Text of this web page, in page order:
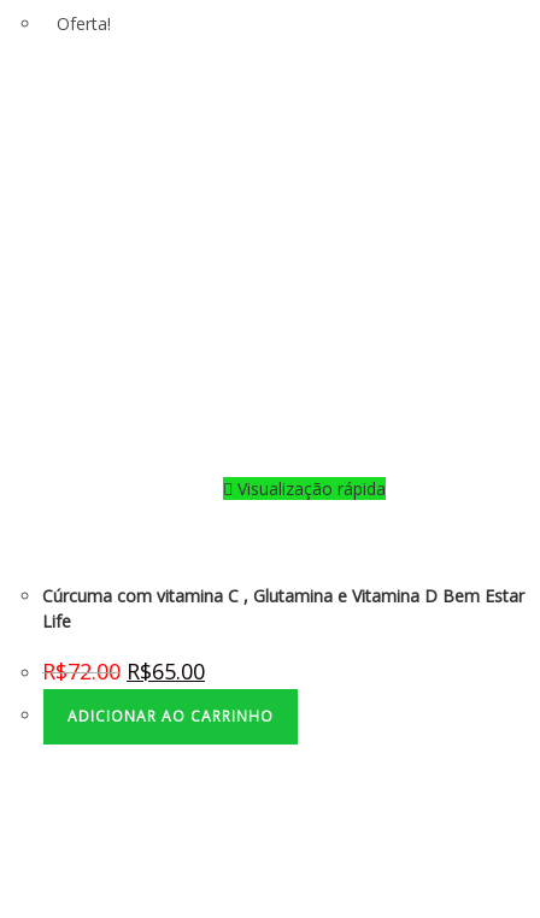
Oferta!
Visualização rápida
Cúrcuma com vitamina C , Glutamina e Vitamina D Bem Estar
Life
R$72.00 R$65.00
ADICIONAR AO CARRINHO